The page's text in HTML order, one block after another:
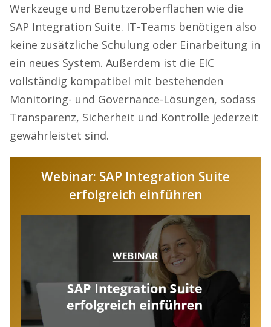
Werkzeuge und Benutzeroberflächen wie die
SAP Integration Suite. IT-Teams benötigen also
keine zusätzliche Schulung oder Einarbeitung in
ein neues System. Außerdem ist die EIC
vollständig kompatibel mit bestehenden
Monitoring- und Governance-Lösungen, sodass
Transparenz, Sicherheit und Kontrolle jederzeit
gewährleistet sind.
Webinar: SAP Integration Suite
erfolgreich einführen